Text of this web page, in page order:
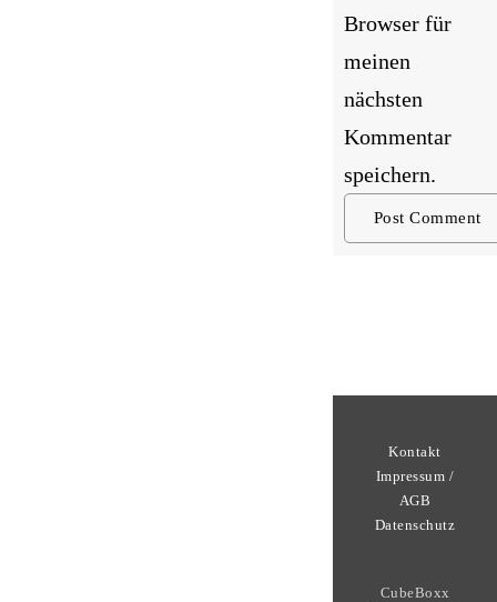
Browser für
meinen
nächsten
Kommentar
speichern.
Kontakt
Impressum /
AGB
Datenschutz
CubeBoxx